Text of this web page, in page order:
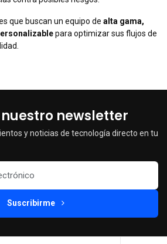
que buscan un equipo de alta gama,
para optimizar sus flujos de
newsletter
y noticias de tecnología directo en tu
Suscribirme